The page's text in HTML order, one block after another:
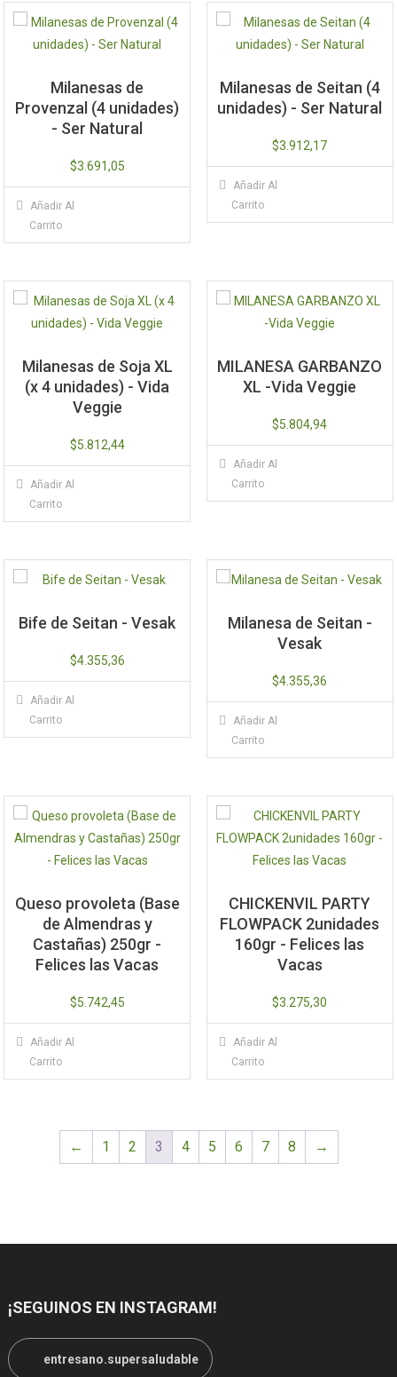
Milanesas de
Provenzal (4 unidades)
- Ser Natural
$3.691,05
Añadir Al
Carrito
Milanesas de Seitan (4
unidades) - Ser Natural
$3.912,17
Añadir Al
Carrito
Milanesas de Soja XL
(x 4 unidades) - Vida
Veggie
$5.812,44
Añadir Al
Carrito
MILANESA GARBANZO
XL -Vida Veggie
$5.804,94
Añadir Al
Carrito
Bife de Seitan - Vesak
$4.355,36
Añadir Al
Carrito
Milanesa de Seitan -
Vesak
$4.355,36
Añadir Al
Carrito
Queso provoleta (Base
de Almendras y
Castañas) 250gr -
Felices las Vacas
$5.742,45
Añadir Al
Carrito
CHICKENVIL PARTY
FLOWPACK 2unidades
160gr - Felices las
Vacas
$3.275,30
Añadir Al
Carrito
← 1 2 3 4 5 6 7 8 →
¡SEGUINOS EN INSTAGRAM!
entresano.supersaludable